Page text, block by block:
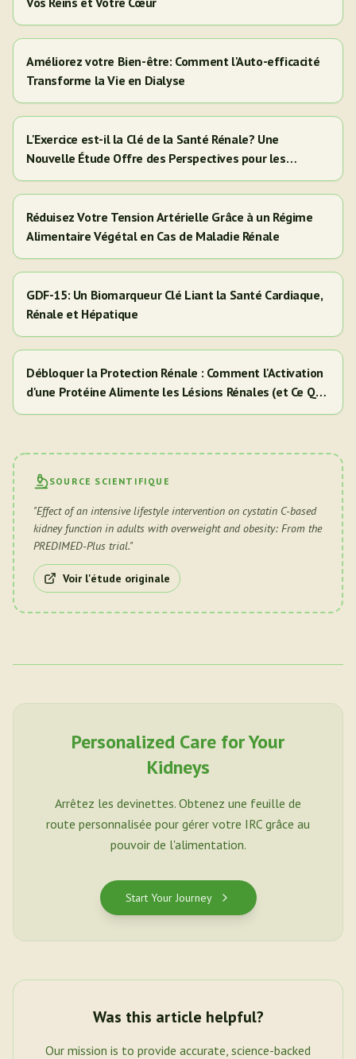
Améliorez votre Bien-être: Comment l'Auto-efficacité
Transforme la Vie en Dialyse
L'Exercice est-il la Clé de la Santé Rénale? Une
Nouvelle Étude Offre des Perspectives pour les
Adultes Hispaniques/Latinos
Réduisez Votre Tension Artérielle Grâce à un Régime
Alimentaire Végétal en Cas de Maladie Rénale
GDF-15: Un Biomarqueur Clé Liant la Santé Cardiaque,
Rénale et Hépatique
Débloquer la Protection Rénale : Comment l'Activation
d'une Protéine Alimente les Lésions Rénales (et Ce Que
Cela Signifie Pour Vous)
SOURCE SCIENTIFIQUE
"Effect of an intensive lifestyle intervention on cystatin C-based
kidney function in adults with overweight and obesity: From the
PREDIMED-Plus trial."
Voir l'étude originale
Personalized Care for Your
Kidneys
Arrêtez les devinettes. Obtenez une feuille de
route personnalisée pour gérer votre IRC grâce au
pouvoir de l'alimentation.
Start Your Journey
Was this article helpful?
Our mission is to provide accurate, science-backed